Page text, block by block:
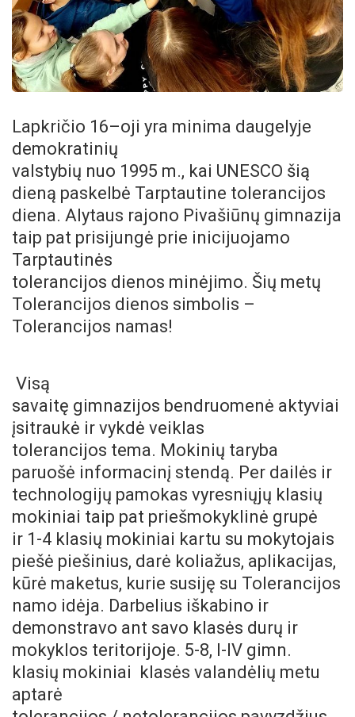
Lapkričio 16–oji yra minima daugelyje
demokratinių
valstybių nuo 1995 m., kai UNESCO šią
dieną paskelbė Tarptautine tolerancijos
diena. Alytaus rajono Pivašiūnų gimnazija
taip pat prisijungė prie inicijuojamo
Tarptautinės
tolerancijos dienos minėjimo. Šių metų
Tolerancijos dienos simbolis –
Tolerancijos namas!
Visą
savaitę gimnazijos bendruomenė aktyviai
įsitraukė ir vykdė veiklas
tolerancijos tema. Mokinių taryba
paruošė informacinį stendą. Per dailės ir
technologijų pamokas vyresniųjų klasių
mokiniai taip pat priešmokyklinė grupė
ir 1-4 klasių mokiniai kartu su mokytojais
piešė piešinius, darė koliažus, aplikacijas,
kūrė maketus, kurie susiję su Tolerancijos
namo idėja. Darbelius iškabino ir
demonstravo ant savo klasės durų ir
mokyklos teritorijoje. 5-8, I-IV gimn.
klasių mokiniai klasės valandėlių metu
aptarė